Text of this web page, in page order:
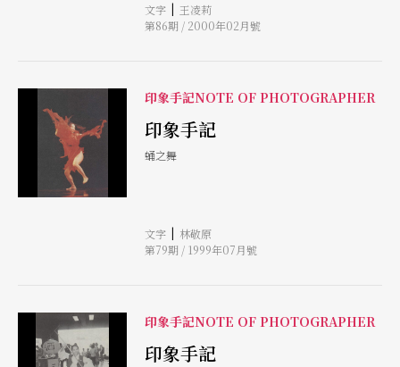
一門顯學。
文字 | 王凌莉
第86期 / 2000年02月號
印象手記NOTE OF PHOTOGRAPHER
印象手記
蛹之舞
文字 | 林敬原
第79期 / 1999年07月號
印象手記NOTE OF PHOTOGRAPHER
印象手記